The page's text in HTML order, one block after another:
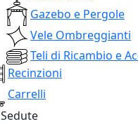
Gazebo e Pergole
Vele Ombreggianti
Teli di Ricambio e
Recinzioni
Carrelli
Sedute